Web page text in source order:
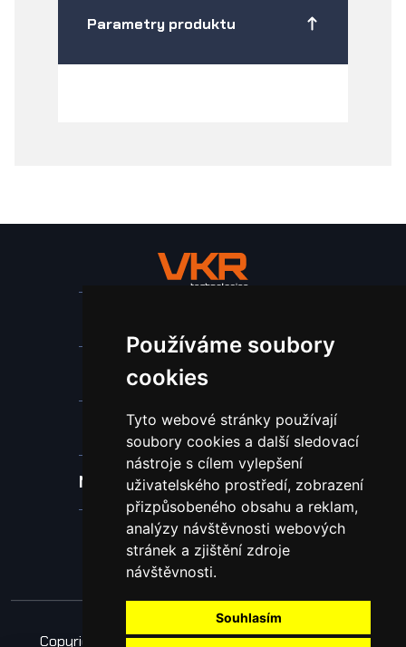
Používáme soubory
cookies
Tyto webové stránky používají
soubory cookies a další sledovací
nástroje s cílem vylepšení
uživatelského prostředí, zobrazení
přizpůsobeného obsahu a reklam,
analýzy návštěvnosti webových
stránek a zjištění zdroje
návštěvnosti.
Souhlasím
Parametry produktu
Nástroje pro ohraňovací lisy
Spotřební materiál a nástroje
Náhradní díly pro vodní paprsek
Laserové svařování
Copyright © 2026 Všechna práva vyhrazena